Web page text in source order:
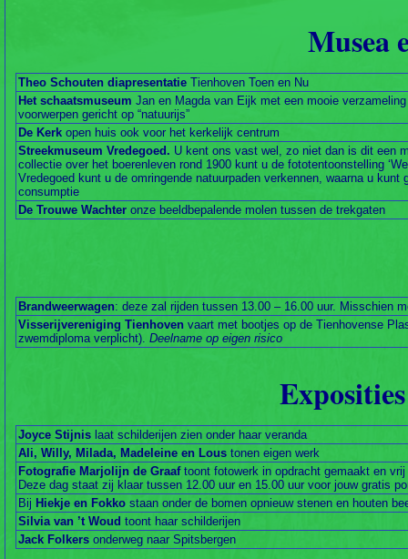
Musea
Theo Schouten diapresentatie Tienhoven Toen en Nu
Het schaatsmuseum Jan en Magda van Eijk met een mooie
voorwerpen gericht op “natuurijs”
De Kerk open huis ook voor het kerkelijk centrum
Streekmuseum Vredegoed. U kent ons vast wel, zo niet dan is dit een
collectie over het boerenleven rond 1900 kunt u de fototentoonstelling
Vredegoed kunt u de omringende natuurpaden verkennen, waarna u
consumptie
De Trouwe Wachter onze beeldbepalende molen tussen de trekgaten
Brandweerwagen: deze zal rijden tussen 13.00 – 16.00 uur. Misschien
Visserijvereniging Tienhoven vaart met bootjes op de Tienhovense
zwemdiploma verplicht). Deelname op eigen risico
Joyce Stijnis laat schilderijen zien onder haar veranda
Ali, Willy, Milada, Madeleine en Lous tonen eigen werk
Fotografie Marjolijn de Graaf toont fotowerk in opdracht gemaakt en
Deze dag staat zij klaar tussen 12.00 uur en 15.00 uur voor jouw gratis
Bij Hiekje en Fokko staan onder de bomen opnieuw stenen en houten
Silvia van ’t Woud toont haar schilderijen
Jack Folkers onderweg naar Spitsbergen